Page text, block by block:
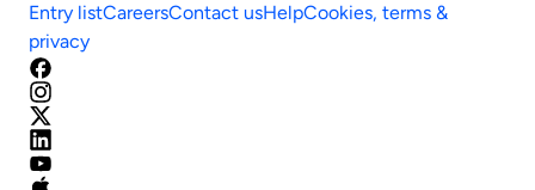
Entry listCareersContact usHelpCookies, terms &
privacy